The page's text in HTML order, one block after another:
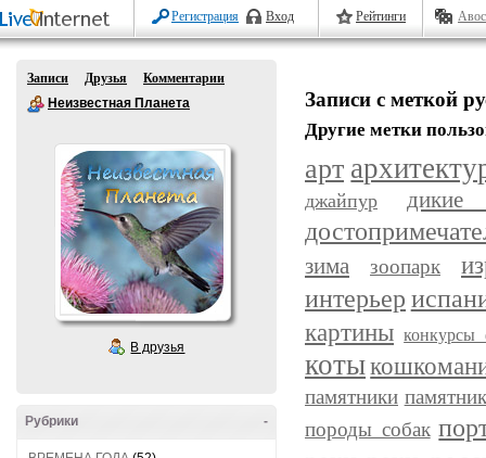
Регистрация Вход Рейтинги
Записи Друзья
Комментарии
Неизвестная Планета
В друзья
-
Рубрики
Записи с меткой
Другие метки
арт
джайпур дикие
зима зоопарк
интерьер
картины конкурсы
коты
памятники
породы собак